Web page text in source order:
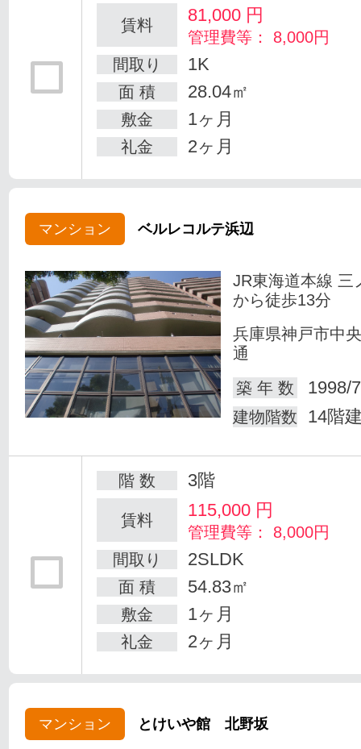
賃料 81,000 円
管理費等： 8,000円
間取り
1K
面 積 28.04㎡
敷金 1ヶ月
礼金 2ヶ月
マンション ベルレコルテ浜辺
JR東海道本線 三
から徒歩13分
兵庫県神戸市中
通
築 年 数
1998/
建物階数 14階
階 数 3階
賃料 115,000 円
管理費等： 8,000円
間取り
2SLDK
面 積 54.83㎡
敷金 1ヶ月
礼金 2ヶ月
マンション とけいや館 北野坂